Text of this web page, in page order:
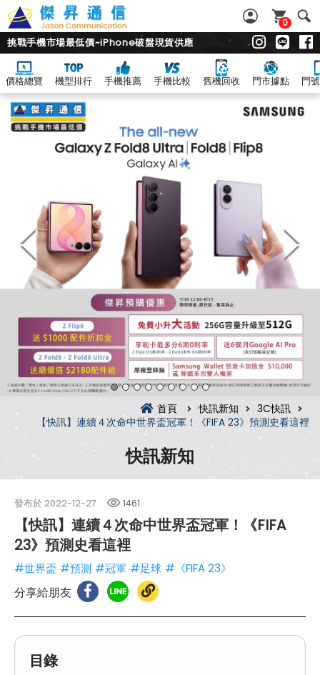
0
挑戰手機市場最低價~iPhone破盤現貨供應
價格總覽 機型排行 手機推薦 手機比較 舊機回收 門市據點 門
首頁 快訊新知
3C快訊
【快訊】連續４次命中世界盃冠軍！《FIFA 23》預測史看這裡
快訊新知
發布於 2022-12-27 1461
【快訊】連續４次命中世界盃冠軍！《FIFA
23》預測史看這裡
#世界盃 #預測 #冠軍 #足球 #《FIFA 23》
分享給朋友
目錄